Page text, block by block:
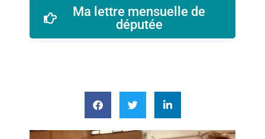
Ma lettre mensuelle de
députée